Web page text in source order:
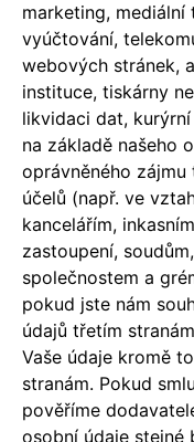
marketing,
vyúčtování,
webových stránek,
instituce, tiskárny
likvidaci dat,
na základě našeho
oprávněného
účelů (např. ve
kancelářím,
zastoupení,
společnostem a
pokud jste nám
údajů třetím
Vaše údaje kromě
stranám. Pokud
pověříme
osobní údaje stejné